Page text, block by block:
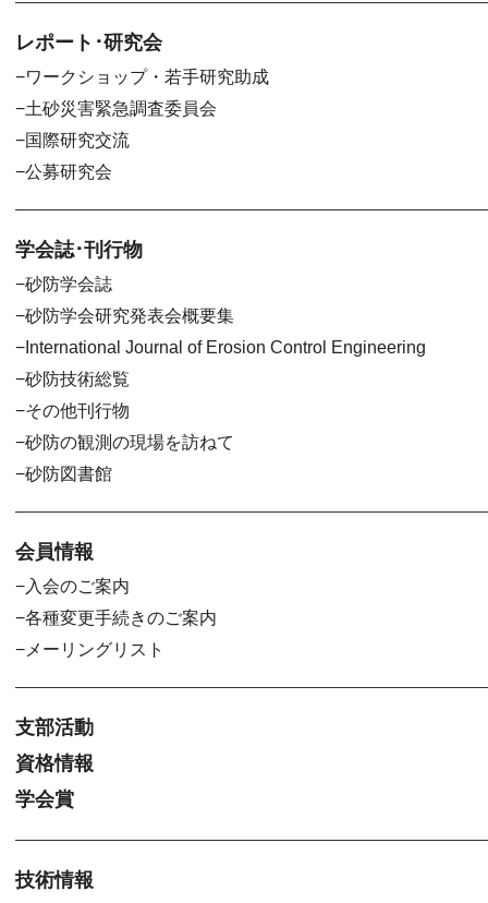
レポート･研究会
ワークショップ・若手研究助成
土砂災害緊急調査委員会
国際研究交流
公募研究会
学会誌･刊行物
砂防学会誌
砂防学会研究発表会概要集
International Journal of Erosion Control Engineering
砂防技術総覧
その他刊行物
砂防の観測の現場を訪ねて
砂防図書館
会員情報
入会のご案内
各種変更手続きのご案内
メーリングリスト
支部活動
資格情報
学会賞
技術情報